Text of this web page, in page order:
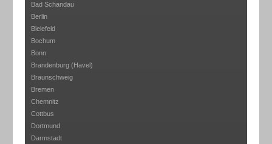
Bad Schandau
Berlin
Bielefeld
Bochum
Bonn
Brandenburg (Havel)
Braunschweig
Bremen
Chemnitz
Cottbus
Dortmund
Darmstadt